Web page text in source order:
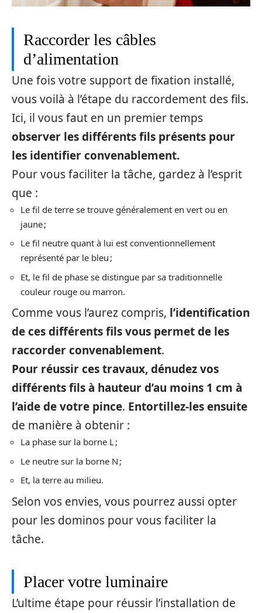
Raccorder les câbles
d’alimentation
Une fois votre support de fixation installé,
vous voilà à l’étape du raccordement des fils.
Ici, il vous faut en un premier temps
observer les différents fils présents pour
les identifier convenablement.
Pour vous faciliter la tâche, gardez à l’esprit
que :
Le fil de terre se trouve généralement en vert ou en
jaune ;
Le fil neutre quant à lui est conventionnellement
représenté par le bleu ;
Et, le fil de phase se distingue par sa traditionnelle
couleur rouge ou marron.
Comme vous l’aurez compris, l’identification
de ces différents fils vous permet de les
raccorder convenablement.
Pour réussir ces travaux, dénudez vos
différents fils à hauteur d’au moins 1 cm à
l’aide de votre pince. Entortillez-les ensuite
de manière à obtenir :
La phase sur la borne L ;
Le neutre sur la borne N ;
Et, la terre au milieu.
Selon vos envies, vous pourrez aussi opter
pour les dominos pour vous faciliter la
tâche.
Placer votre luminaire
L’ultime étape pour réussir l’installation de